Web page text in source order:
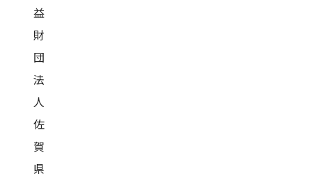
益
財
団
法
人
佐
賀
県